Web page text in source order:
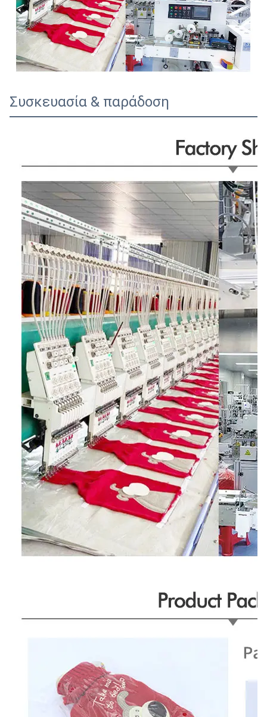
Συσκευασία & παράδοση